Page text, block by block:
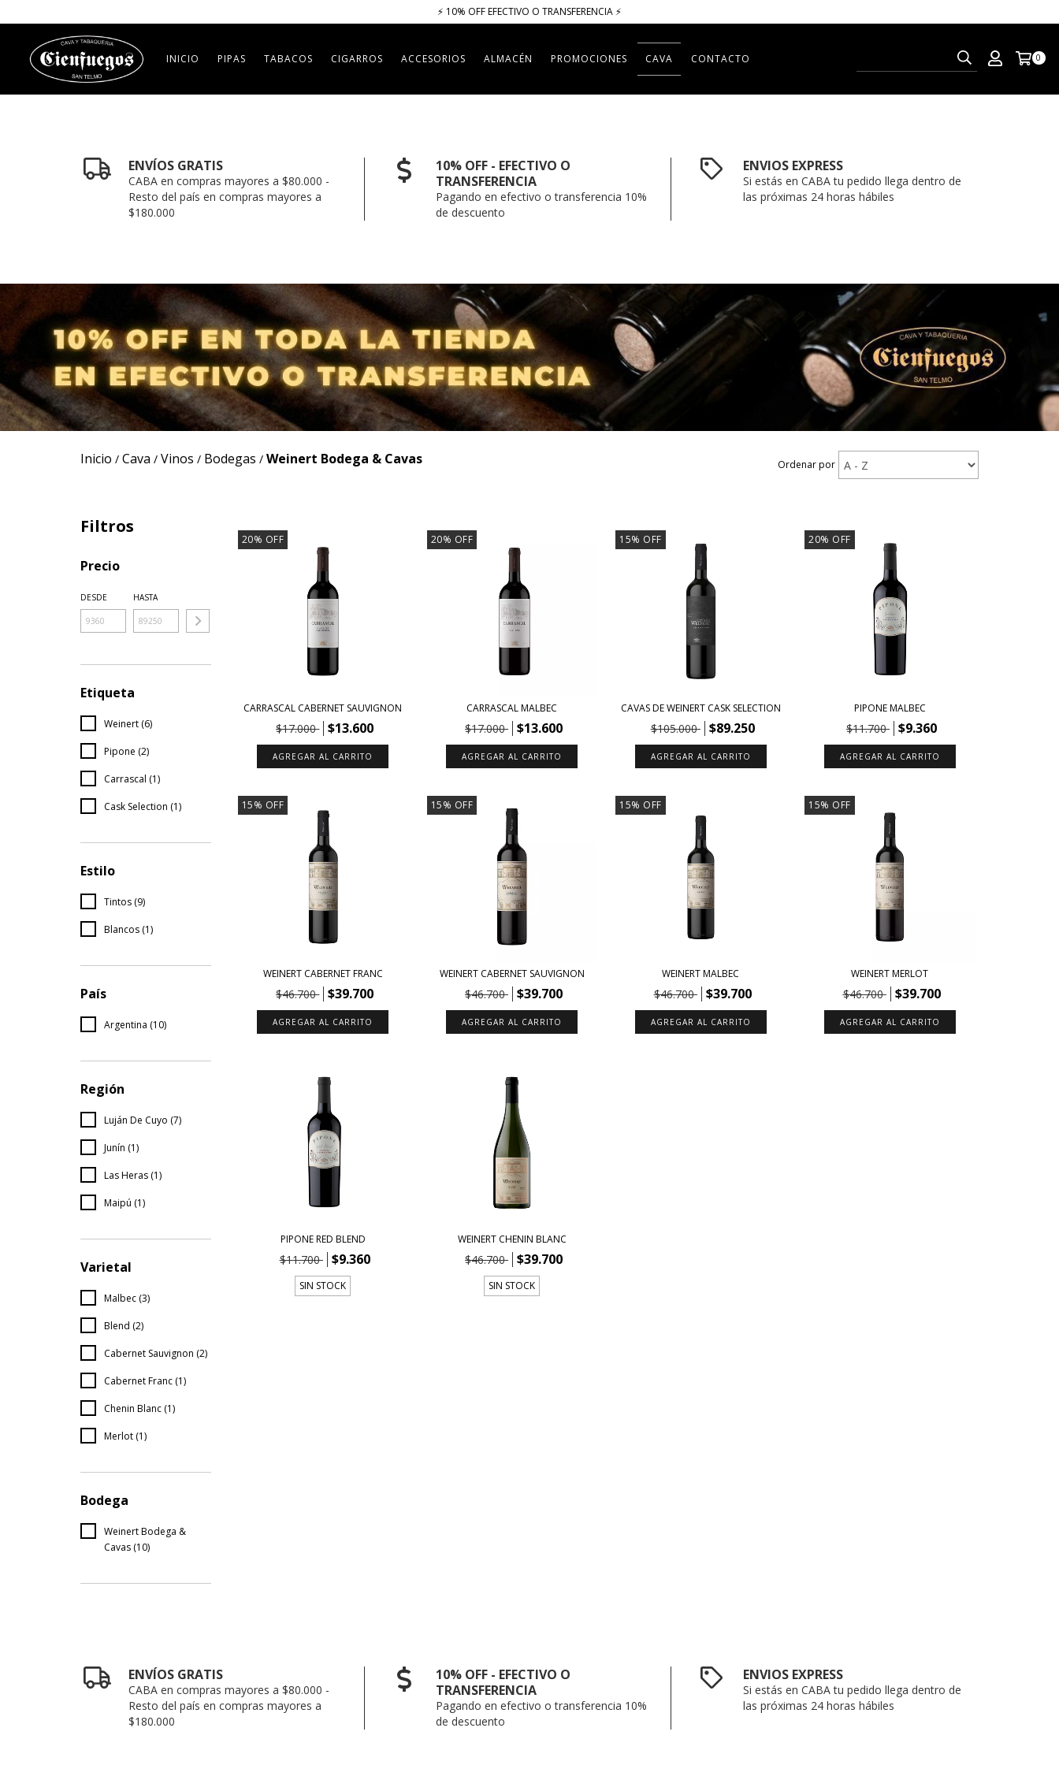
⚡​​​ 10% OFF EFECTIVO O TRANSFERENCIA ⚡​
INICIO PIPAS TABACOS CIGARROS ACCESORIOS ALMACÉN PROMOCIONES CAVA CONTACTO 0
ENVÍOS GRATIS
CABA en compras mayores a $80.000 -
Resto del país en compras mayores a
$180.000
10% OFF - EFECTIVO O
TRANSFERENCIA
Pagando en efectivo o transferencia 10%
de descuento
ENVIOS EXPRESS
Si estás en CABA tu pedido llega dentro de
las próximas 24 horas hábiles
Inicio / Cava / Vinos / Bodegas / Weinert Bodega & Cavas Ordenar por
Filtros
Precio
DESDE HASTA
Etiqueta
Weinert (6)
Pipone (2)
Carrascal (1)
Cask Selection (1)
Estilo
Tintos (9)
Blancos (1)
País
Argentina (10)
Región
Luján De Cuyo (7)
Junín (1)
Las Heras (1)
Maipú (1)
Varietal
Malbec (3)
Blend (2)
Cabernet Sauvignon (2)
Cabernet Franc (1)
Chenin Blanc (1)
Merlot (1)
Bodega
Weinert Bodega &
Cavas (10)
20% OFF
CARRASCAL CABERNET SAUVIGNON
$17.000 $13.600
20% OFF
CARRASCAL MALBEC
$17.000 $13.600
15% OFF
CAVAS DE WEINERT CASK SELECTION
$105.000 $89.250
20% OFF
PIPONE MALBEC
$11.700 $9.360
15% OFF
WEINERT CABERNET FRANC
$46.700 $39.700
15% OFF
WEINERT CABERNET SAUVIGNON
$46.700 $39.700
15% OFF
WEINERT MALBEC
$46.700 $39.700
15% OFF
WEINERT MERLOT
$46.700 $39.700
PIPONE RED BLEND
$11.700 $9.360
SIN STOCK
WEINERT CHENIN BLANC
$46.700 $39.700
SIN STOCK
ENVÍOS GRATIS
CABA en compras mayores a $80.000 -
Resto del país en compras mayores a
$180.000
10% OFF - EFECTIVO O
TRANSFERENCIA
Pagando en efectivo o transferencia 10%
de descuento
ENVIOS EXPRESS
Si estás en CABA tu pedido llega dentro de
las próximas 24 horas hábiles